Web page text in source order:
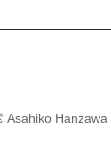
Asahiko Hanzawa